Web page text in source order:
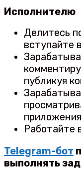
Исполнителю
Делитесь
вступайте
публикуя
Работайте
Telegram-бот
выполнять